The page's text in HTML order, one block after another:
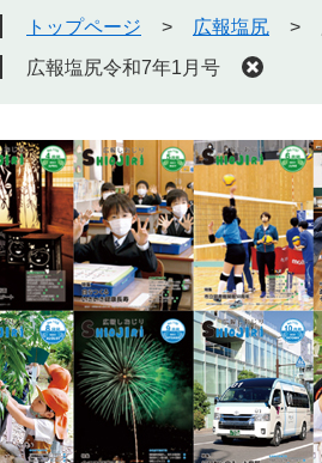
トップページ > 広報塩尻 >
広報塩尻令和7年1月号